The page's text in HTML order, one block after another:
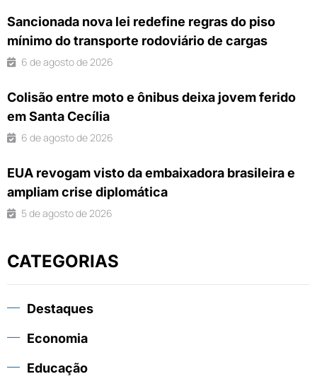
Sancionada nova lei redefine regras do piso
mínimo do transporte rodoviário de cargas
6 de agosto de 2026
Colisão entre moto e ônibus deixa jovem ferido
em Santa Cecília
6 de agosto de 2026
EUA revogam visto da embaixadora brasileira e
ampliam crise diplomática
5 de agosto de 2026
CATEGORIAS
Destaques
Economia
Educação